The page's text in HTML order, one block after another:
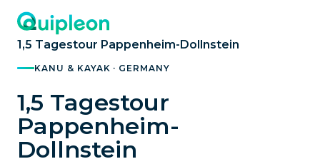
1,5 Tagestour Pappenheim-Dollnstein
KANU & KAYAK · GERMANY
1,5 Tagestour
Pappenheim-
Dollnstein